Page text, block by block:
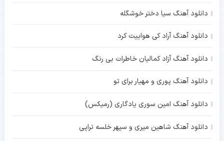
دانلود آهنگ سیا دختر خوشگله
دانلود آهنگ آراد کی هواییت کرد
دانلود آهنگ آزاد کمالیان خاطرات بی رنگ
دانلود آهنگ پوری و مهیار برای تو
دانلود آهنگ امین سوری یادگاری (رمیکس)
دانلود آهنگ شاهین میری و سپهر خلسه تراپی